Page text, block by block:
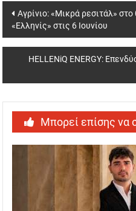
Post
navigation
Αγρίνιο: «Μικρά ρεσιτάλ»
«Ελληνίς» στις 6 Ιουνίου
HELLENiQ ENERGY:
Μπορεί επίσης να